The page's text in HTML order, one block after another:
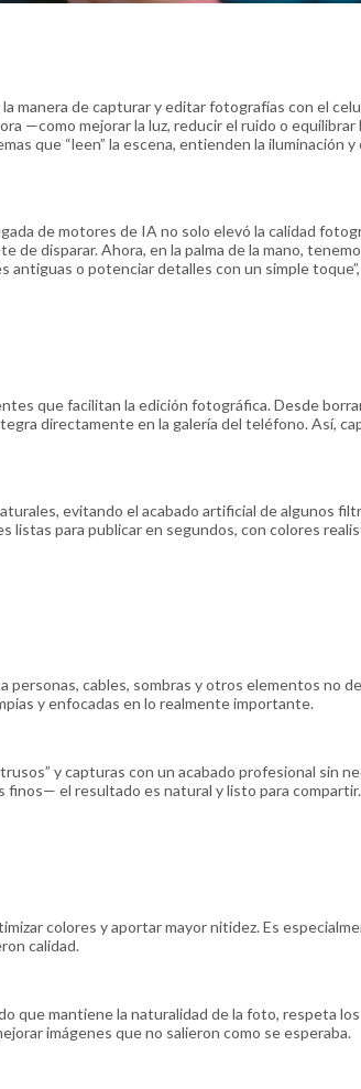
manera de capturar y editar fotografías con el
—como mejorar la luz, reducir el ruido o
que “leen” la escena, entienden la iluminación y
de motores de IA no solo elevó la calidad
de disparar. Ahora, en la palma de la mano,
o potenciar detalles con un simple toque”,
que facilitan la edición fotográfica. Desde
directamente en la galería del teléfono. Así,
evitando el acabado artificial de algunos
listas para publicar en segundos, con colores
cables, sombras y otros elementos no
y enfocadas en lo realmente importante.
y capturas con un acabado profesional sin
el resultado es natural y listo para compartir.
colores y aportar mayor nitidez. Es
calidad.
que mantiene la naturalidad de la foto, respeta
imágenes que no salieron como se esperaba.